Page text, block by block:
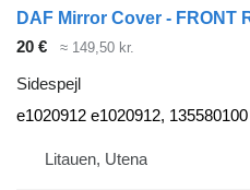
20 € ≈ 149,50 kr.
Sidespejl
e1020912 e1020912, 135580100
Litauen, Utena